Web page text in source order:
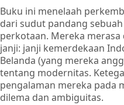
Tokoh
Minoritas
Buku ini menelaah
dari sudut pandang
perkotaan. Mereka
janji: janji kemerdekaan
Belanda (yang mereka
tentang modernitas.
pengalaman mereka pada
dilema dan ambiguitas.